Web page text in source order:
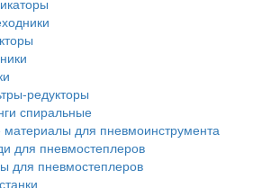
редукторы
спиральные
для пневмоинструмента
для пневмостеплеров
для пневмостеплеров